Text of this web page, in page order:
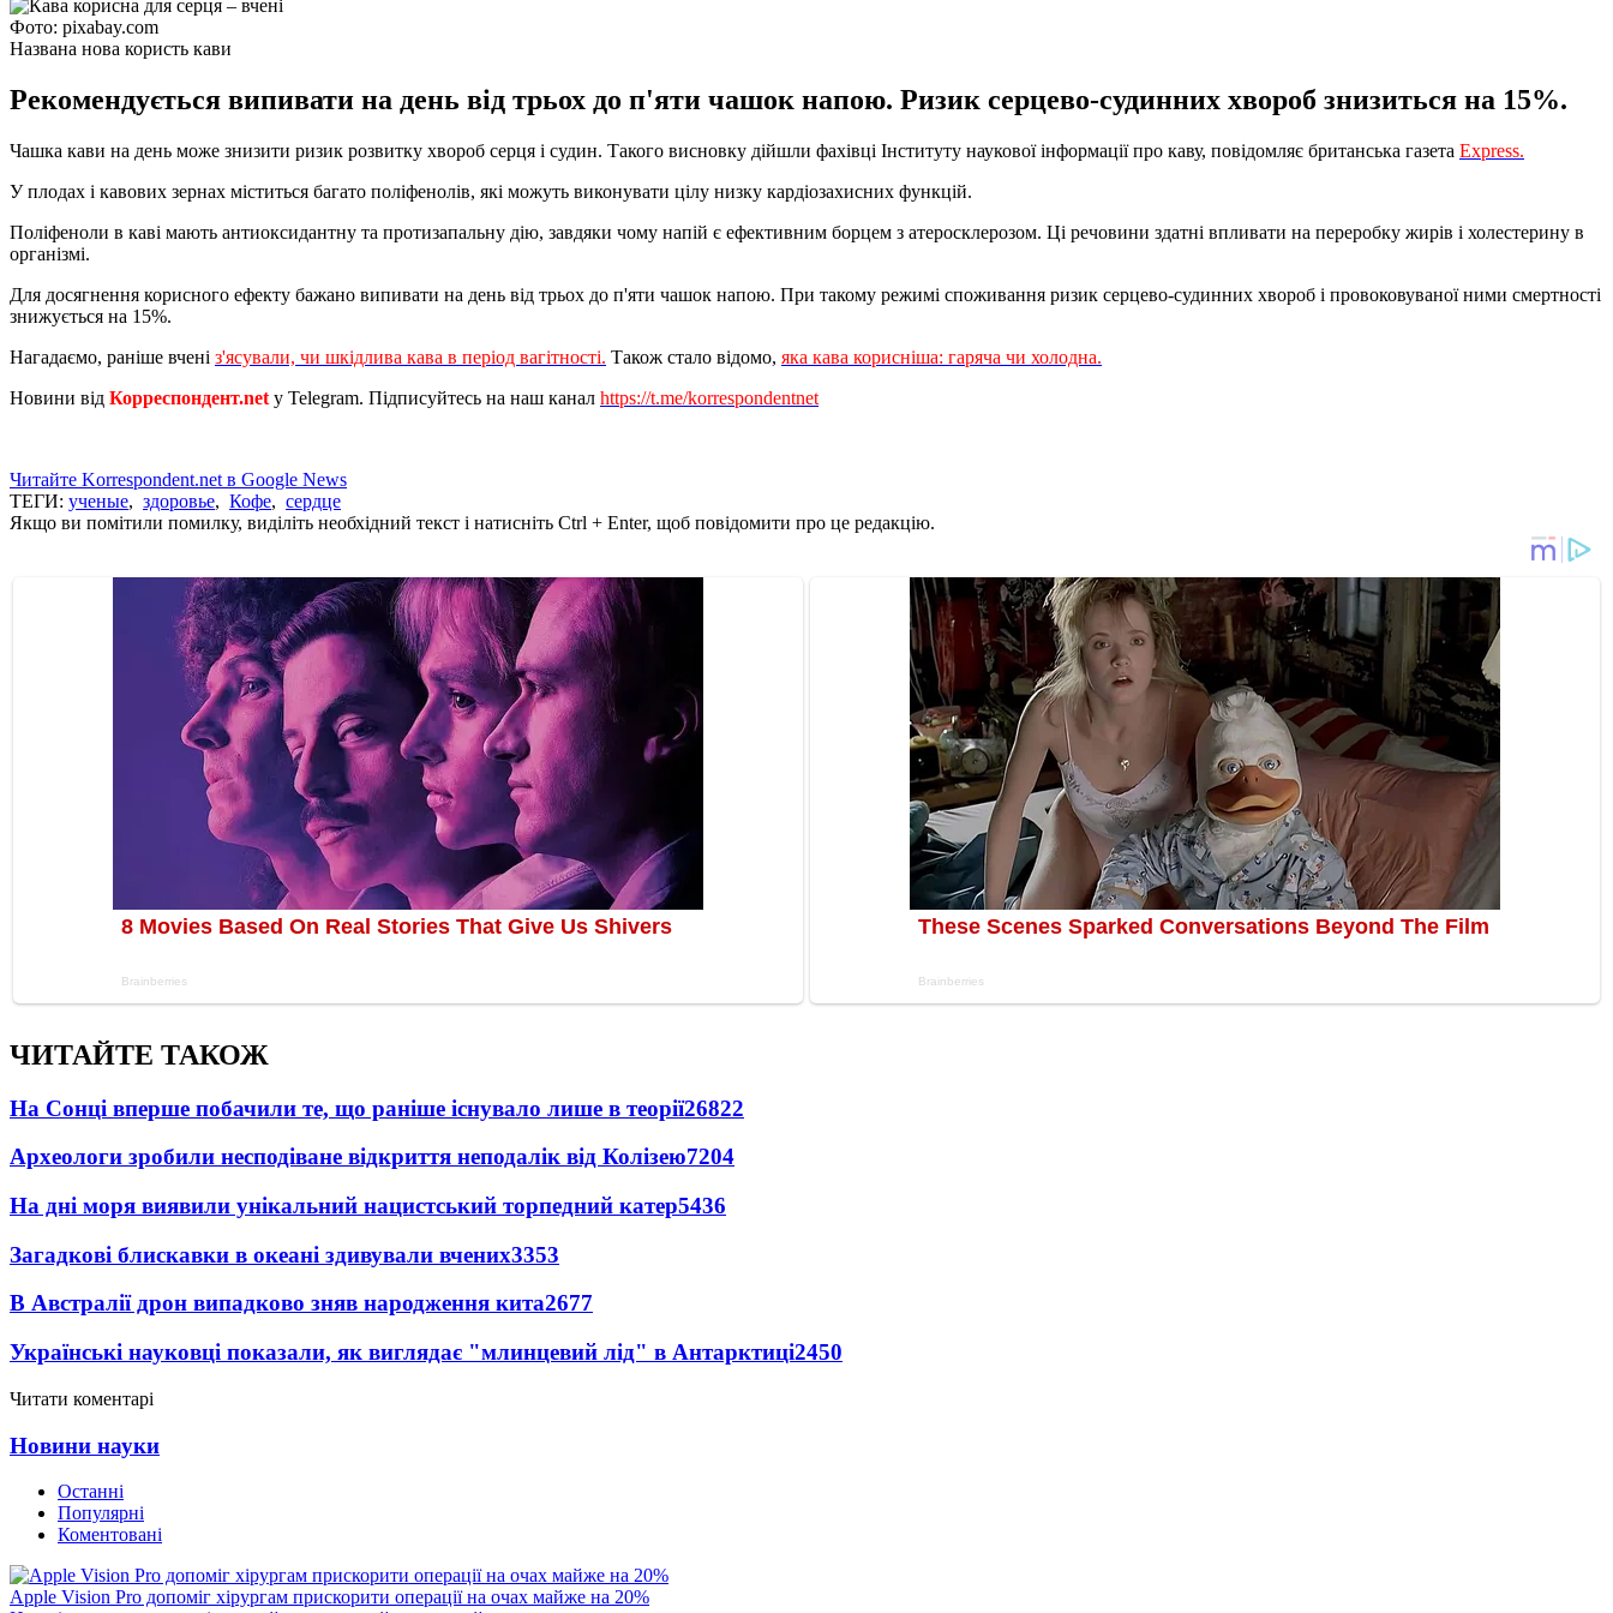
Фото: pixabay.com
Названа нова користь кави
Рекомендується випивати на день від трьох до п'яти чашок напою. Ризик серцево-судинних хвороб знизиться на 15%.
Чашка кави на день може знизити ризик розвитку хвороб серця і судин. Такого висновку дійшли фахівці Інституту наукової інформації про каву, повідомляє британська газета Express.
У плодах і кавових зернах міститься багато поліфенолів, які можуть виконувати цілу низку кардіозахисних функцій.
Поліфеноли в каві мають антиоксидантну та протизапальну дію, завдяки чому напій є ефективним борцем з атеросклерозом. Ці речовини здатні впливати на переробку жирів і холестерину в
організмі.
Для досягнення корисного ефекту бажано випивати на день від трьох до п'яти чашок напою. При такому режимі споживання ризик серцево-судинних хвороб і провоковуваної ними смертності
знижується на 15%.
Нагадаємо, раніше вчені з'ясували, чи шкідлива кава в період вагітності. Також стало відомо, яка кава корисніша: гаряча чи холодна.
Новини від Корреспондент.net у Telegram. Підписуйтесь на наш канал https://t.me/korrespondentnet
Читайте Korrespondent.net в Google News
ТЕГИ: ученые, здоровье, Кофе, сердце
Якщо ви помітили помилку, виділіть необхідний текст і натисніть Ctrl + Enter, щоб повідомити про це редакцію.
ЧИТАЙТЕ ТАКОЖ
На Сонці вперше побачили те, що раніше існувало лише в теорії26822
Археологи зробили несподіване відкриття неподалік від Колізею7204
На дні моря виявили унікальний нацистський торпедний катер5436
Загадкові блискавки в океані здивували вчених3353
В Австралії дрон випадково зняв народження кита2677
Українські науковці показали, як виглядає "млинцевий лід" в Антарктиці2450
Читати коментарі
Новини науки
Останні
Популярні
Коментовані
Apple Vision Pro допоміг хірургам прискорити операції на очах майже на 20%